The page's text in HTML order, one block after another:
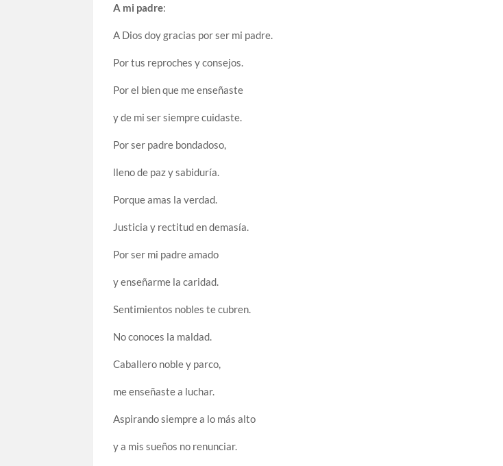
A mi padre:
A Dios doy gracias por ser mi padre.
Por tus reproches y consejos.
Por el bien que me enseñaste
y de mi ser siempre cuidaste.
Por ser padre bondadoso,
lleno de paz y sabiduría.
Porque amas la verdad.
Justicia y rectitud en demasía.
Por ser mi padre amado
y enseñarme la caridad.
Sentimientos nobles te cubren.
No conoces la maldad.
Caballero noble y parco,
me enseñaste a luchar.
Aspirando siempre a lo más alto
y a mis sueños no renunciar.